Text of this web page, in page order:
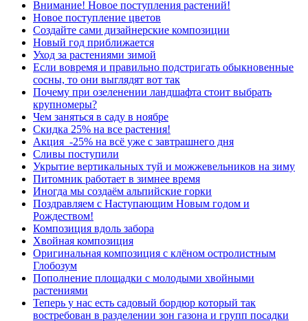
Внимание! Новое поступления растений!
Новое поступление цветов
Создайте сами дизайнерские композиции
Новый год приближается
Уход за растениями зимой
Если вовремя и правильно подстригать обыкновенные
сосны, то они выглядят вот так
Почему при озеленении ландшафта стоит выбрать
крупномеры?
Чем заняться в саду в ноябре
Скидка 25% на все растения!
Акция -25% на всё уже с завтрашнего дня
Сливы поступили
Укрытие вертикальных туй и можжевельников на зиму
Питомник работает в зимнее время
Иногда мы создаём альпийские горки
Поздравляем с Наступающим Новым годом и
Рождеством!
Композиция вдоль забора
Хвойная композиция
Оригинальная композиция с клёном остролистным
Глобозум
Пополнение площадки с молодыми хвойными
растениями
Теперь у нас есть садовый бордюр который так
востребован в разделении зон газона и групп посадки